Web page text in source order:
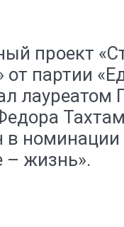
проект
от партии
лауреатом
в номинации
– жизнь».